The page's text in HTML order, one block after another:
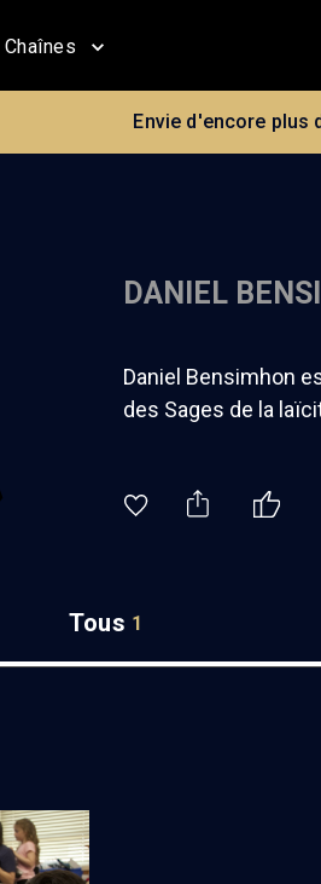
Chaînes
Envie d'encore plus
DANIEL
Daniel Bensimhon
des Sages de la
Tous 1
?